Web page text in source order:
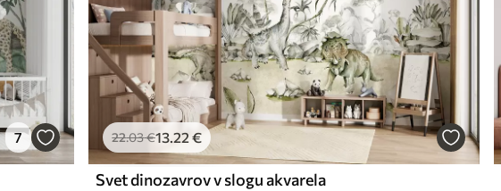
7 22.03€13 .22 €
Svet dinozavrov v slogu akvarela